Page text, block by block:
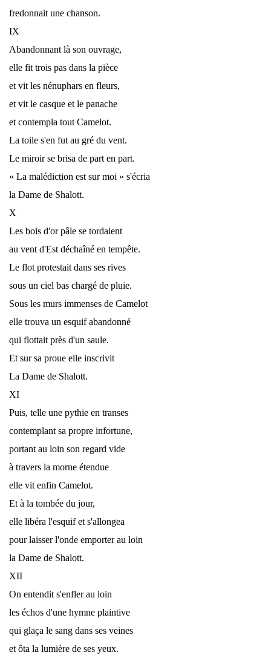
fredonnait une chanson.
IX
Abandonnant là son ouvrage,
elle fit trois pas dans la pièce
et vit les nénuphars en fleurs,
et vit le casque et le panache
et contempla tout Camelot.
La toile s'en fut au gré du vent.
Le miroir se brisa de part en part.
« La malédiction est sur moi » s'écria
la Dame de Shalott.
X
Les bois d'or pâle se tordaient
au vent d'Est déchaîné en tempête.
Le flot protestait dans ses rives
sous un ciel bas chargé de pluie.
Sous les murs immenses de Camelot
elle trouva un esquif abandonné
qui flottait près d'un saule.
Et sur sa proue elle inscrivit
La Dame de Shalott.
XI
Puis, telle une pythie en transes
contemplant sa propre infortune,
portant au loin son regard vide
à travers la morne étendue
elle vit enfin Camelot.
Et à la tombée du jour,
elle libéra l'esquif et s'allongea
pour laisser l'onde emporter au loin
la Dame de Shalott.
XII
On entendit s'enfler au loin
les échos d'une hymne plaintive
qui glaça le sang dans ses veines
et ôta la lumière de ses yeux.